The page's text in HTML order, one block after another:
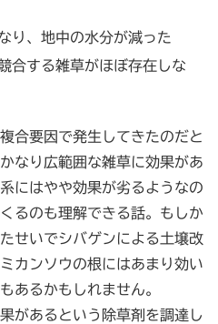
り、地中の水分が減った
合する雑草がほぼ存在しな
合要因で発生してきたのだと
なり広範囲な雑草に効果があ
にはやや効果が劣るようなの
るのも理解できる話。もしか
せいでシバゲンによる土壌改
カンソウの根にはあまり効い
あるかもしれません。
があるという除草剤を調達し